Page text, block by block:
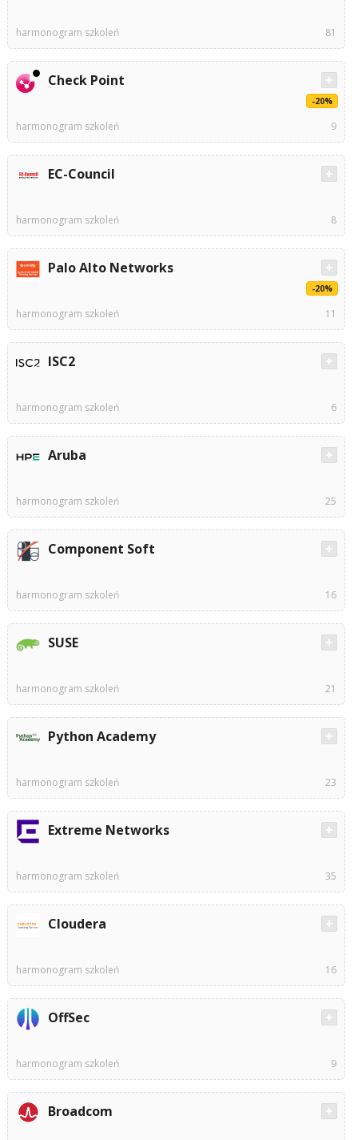
harmonogram szkoleń 81
Check Point
-20%
harmonogram szkoleń 9
EC-Council
harmonogram szkoleń 8
Palo Alto Networks
-20%
harmonogram szkoleń 11
ISC2
harmonogram szkoleń 6
Aruba
harmonogram szkoleń 25
Component Soft
harmonogram szkoleń 16
SUSE
harmonogram szkoleń 21
Python Academy
harmonogram szkoleń 23
Extreme Networks
harmonogram szkoleń 35
Cloudera
harmonogram szkoleń 16
OffSec
harmonogram szkoleń 9
Broadcom